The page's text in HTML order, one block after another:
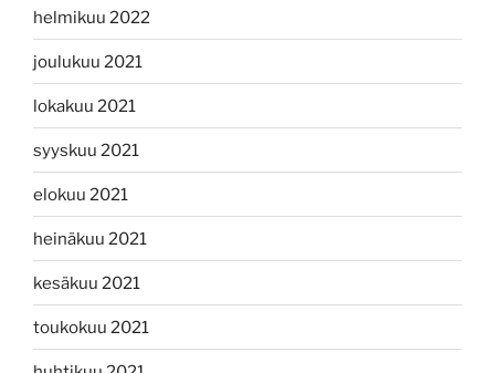
helmikuu 2022
joulukuu 2021
lokakuu 2021
syyskuu 2021
elokuu 2021
heinäkuu 2021
kesäkuu 2021
toukokuu 2021